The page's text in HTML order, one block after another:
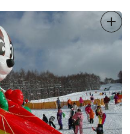
をお楽しみいただけます。さ
クもご用意しています。昼と
れる町並みを眺めながら、ま
かのような体験をお楽しみいた
告なく変更となる場合がござ